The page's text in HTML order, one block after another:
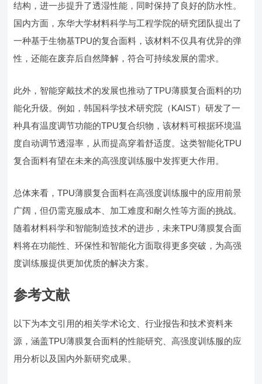
结构，进一步提升了透湿性能，同时保持了良好的防水性。
国内方面，东华大学材料科学与工程学院的研究团队提出了
一种基于生物基TPU的复合面料，该材料不仅具有优异的弹
性，还能在废弃后自然降解，符合可持续发展的需求。
此外，智能穿戴技术的发展也推动了TPU薄膜复合面料的功
能化升级。例如，韩国科学技术研究院（KAIST）研发了一
种具有温度调节功能的TPU复合织物，该材料可根据环境温
度自动调节透湿率，从而提高穿着舒适度。这类智能化TPU
复合面料有望在未来的高强度训练服中发挥更大作用。
总体来看，TPU薄膜复合面料在高强度训练服中的应用前景
广阔，但仍需克服成本、加工难度和耐久性等方面的挑战。
随着材料科学和智能制造技术的进步，未来TPU薄膜复合面
料将在功能性、环保性和智能化方面取得更多突破，为高强
度训练服提供更加优质的解决方案。
参考文献
以下为本文引用的相关学术论文、行业报告和技术资料来
源，涵盖TPU薄膜复合面料的性能研究、高强度训练服的应
用分析以及国内外新研究成果。